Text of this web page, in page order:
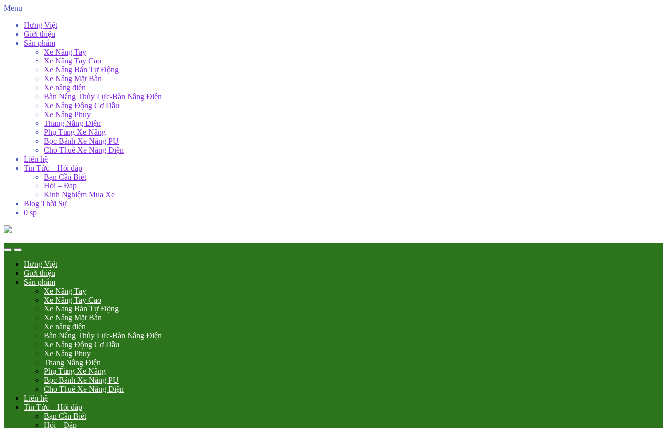
Menu
Hưng Việt
Giới thiệu
Sản phẩm
Xe Nâng Tay
Xe Nâng Tay Cao
Xe Nâng Bán Tự Động
Xe Nâng Mặt Bàn
Xe nâng điện
Bàn Nâng Thủy Lực-Bàn Nâng Điện
Xe Nâng Động Cơ Dầu
Xe Nâng Phuy
Thang Nâng Điện
Phụ Tùng Xe Nâng
Bọc Bánh Xe Nâng PU
Cho Thuê Xe Nâng Điện
Liên hệ
Tin Tức – Hỏi đáp
Bạn Cần Biết
Hỏi – Đáp
Kinh Nghiệm Mua Xe
Blog Thời Sự
0 sp
Hưng Việt
Giới thiệu
Sản phẩm
Xe Nâng Tay
Xe Nâng Tay Cao
Xe Nâng Bán Tự Động
Xe Nâng Mặt Bàn
Xe nâng điện
Bàn Nâng Thủy Lực-Bàn Nâng Điện
Xe Nâng Động Cơ Dầu
Xe Nâng Phuy
Thang Nâng Điện
Phụ Tùng Xe Nâng
Bọc Bánh Xe Nâng PU
Cho Thuê Xe Nâng Điện
Liên hệ
Tin Tức – Hỏi đáp
Bạn Cần Biết
Hỏi – Đáp